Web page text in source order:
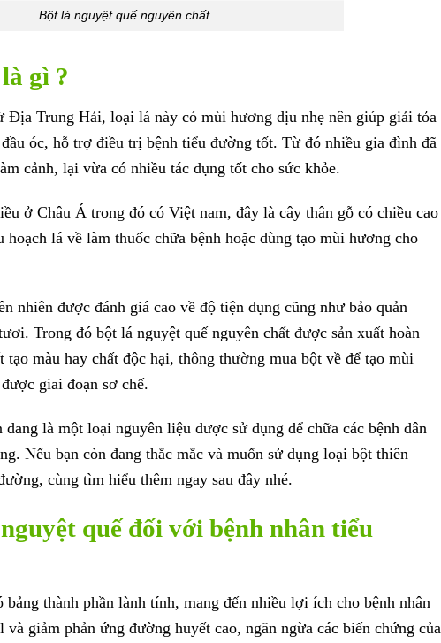
Bột lá nguyệt quế nguyên chất
gì ?
Địa Trung Hải, loại lá này có mùi hương dịu nhẹ nên giúp giải tỏa
óc, hỗ trợ điều trị bệnh tiểu đường tốt. Từ đó nhiều gia đình đã
cảnh, lại vừa có nhiều tác dụng tốt cho sức khỏe.
ở Châu Á trong đó có Việt nam, đây là cây thân gỗ có chiều cao
lá về làm thuốc chữa bệnh hoặc dùng tạo mùi hương cho
nhiên được đánh giá cao về độ tiện dụng cũng như bảo quản
Trong đó bột lá nguyệt quế nguyên chất được sản xuất hoàn
tạo màu hay chất độc hại, thông thường mua bột về để tạo mùi
giai đoạn sơ chế.
là một loại nguyên liệu được sử dụng để chữa các bệnh dân
Nếu bạn còn đang thắc mắc và muốn sử dụng loại bột thiên
cùng tìm hiểu thêm ngay sau đây nhé.
quế đối với bệnh nhân tiểu
bảng thành phần lành tính, mang đến nhiều lợi ích cho bệnh nhân
giảm phản ứng đường huyết cao, ngăn ngừa các biến chứng của